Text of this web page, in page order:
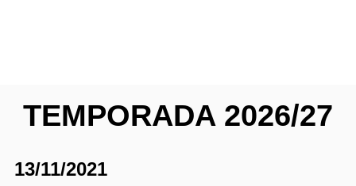
TEMPORADA 2026/27
13/11/2021